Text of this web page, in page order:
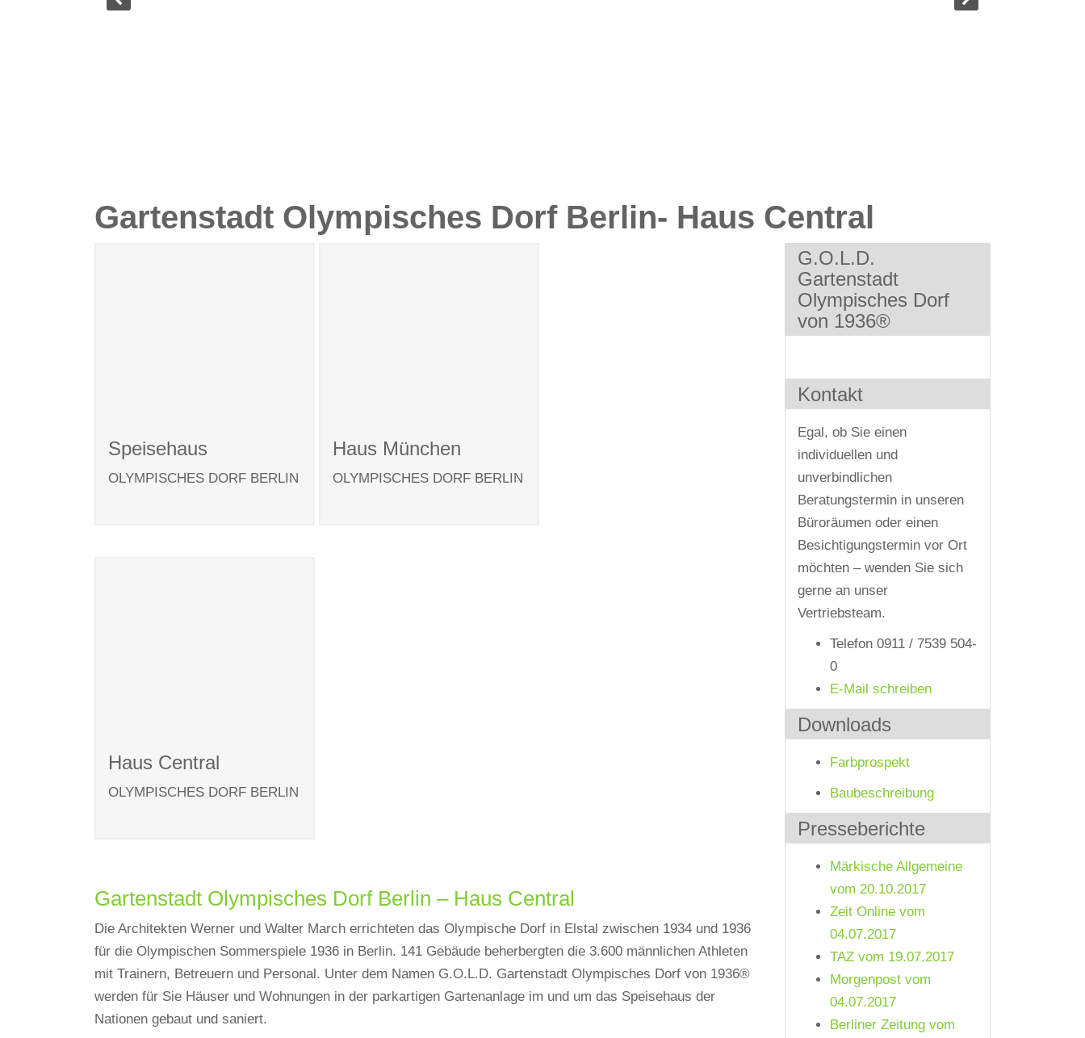
Gartenstadt Olympisches Dorf Berlin- Haus Central
Speisehaus
OLYMPISCHES DORF BERLIN
Haus München
OLYMPISCHES DORF BERLIN
Haus Central
OLYMPISCHES DORF BERLIN
Gartenstadt Olympisches Dorf Berlin – Haus Central
Die Architekten Werner und Walter March errichteten das Olympische Dorf in Elstal zwischen 1934 und 1936
für die Olympischen Sommerspiele 1936 in Berlin. 141 Gebäude beherbergten die 3.600 männlichen Athleten
mit Trainern, Betreuern und Personal. Unter dem Namen G.O.L.D. Gartenstadt Olympisches Dorf von 1936®
werden für Sie Häuser und Wohnungen in der parkartigen Gartenanlage im und um das Speisehaus der
Nationen gebaut und saniert.
G.O.L.D.
Gartenstadt
Olympisches Dorf
von 1936®
Kontakt
Egal, ob Sie einen
individuellen und
unverbindlichen
Beratungstermin in unseren
Büroräumen oder einen
Besichtigungstermin vor Ort
möchten – wenden Sie sich
gerne an unser
Vertriebsteam.
Telefon 0911 / 7539 504-
0
E-Mail schreiben
Downloads
Farbprospekt
Baubeschreibung
Presseberichte
Märkische Allgemeine
vom 20.10.2017
Zeit Online vom
04.07.2017
TAZ vom 19.07.2017
Morgenpost vom
04.07.2017
Berliner Zeitung vom